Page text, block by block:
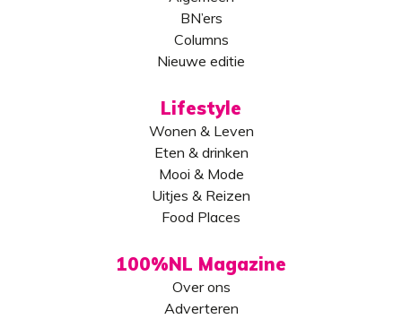
BN’ers
Columns
Nieuwe editie
Lifestyle
Wonen & Leven
Eten & drinken
Mooi & Mode
Uitjes & Reizen
Food Places
100%NL Magazine
Over ons
Adverteren